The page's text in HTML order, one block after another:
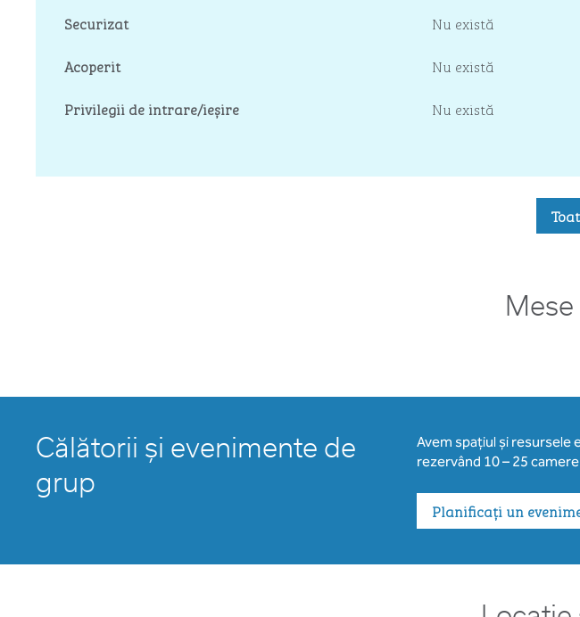
Securizat
Nu există
Acoperit
Nu există
Privilegii de intrare/ieșire
Nu există
Călătorii și evenimente de
grup
Avem spațiul și resursele
rezervând 10 – 25
Planificați un